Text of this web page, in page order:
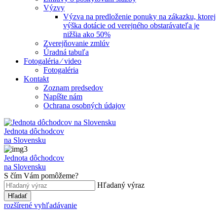
Výzvy
Výzva na predloženie ponuky na zákazku, ktorej
výška dotácie od verejného obstarávateľa je
nižšia ako 50%
Zverejňovanie zmlúv
Úradná tabuľa
Fotogaléria ⁄ video
Fotogaléria
Kontakt
Zoznam predsedov
Napíšte nám
Ochrana osobných údajov
Jednota dôchodcov
na Slovensku
Jednota dôchodcov
na Slovensku
S čím Vám pomôžeme?
Hľadaný výraz
Hľadať
rozšírené vyhľadávanie